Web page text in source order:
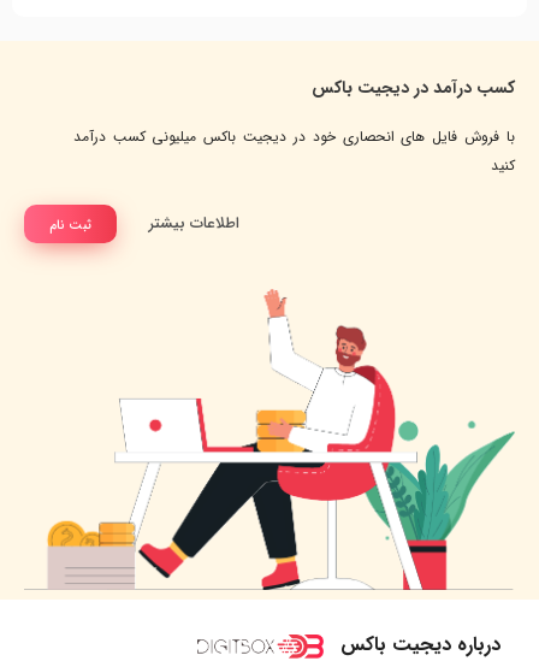
کسب درآمد در دیجیت باکس
با فروش فایل های انحصاری خود در دیجیت باکس میلیونی کسب درآمد
کنید
ثبت نام اطلاعات بیشتر
درباره دیجیت باکس